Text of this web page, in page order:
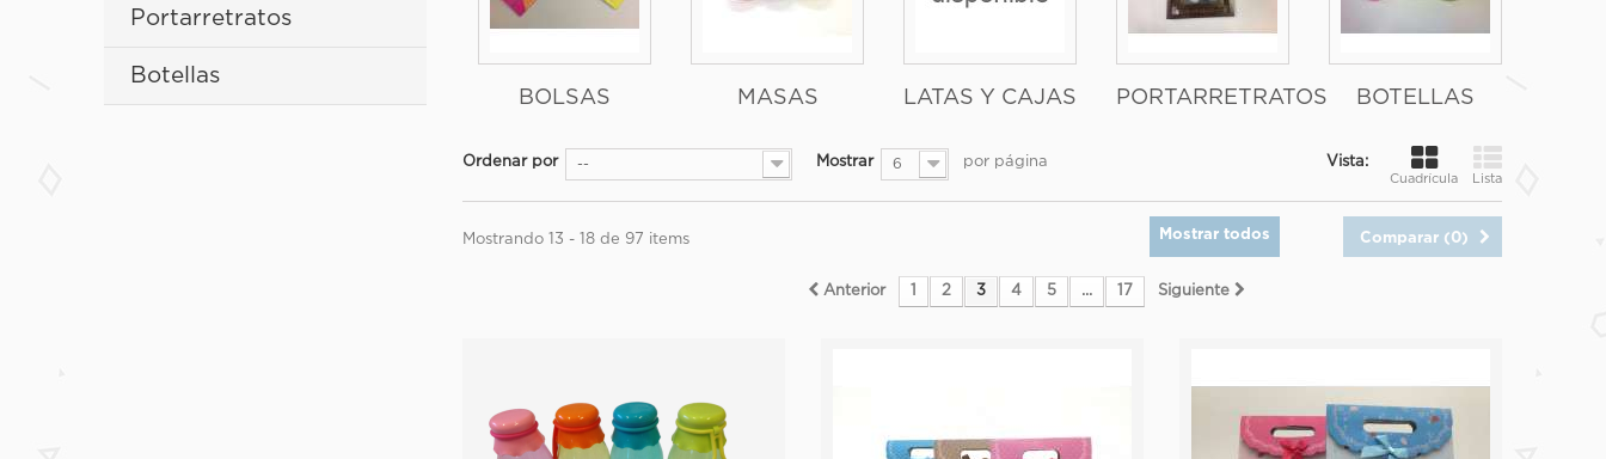
Portarretratos
Botellas
BOLSAS MASAS LATAS Y CAJAS PORTARRETRATOS BOTELLAS
Vista:
Cuadrícula Lista
Ordenar por -- Mostrar 6 por página
Comparar (0)
Mostrar todos
Anterior 2 3 4 5 ... 17 Siguiente
Mostrando 13 - 18 de 97 items